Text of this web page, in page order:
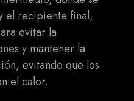
el recipiente final,
evitar la
y mantener la
evitando que los
el calor.